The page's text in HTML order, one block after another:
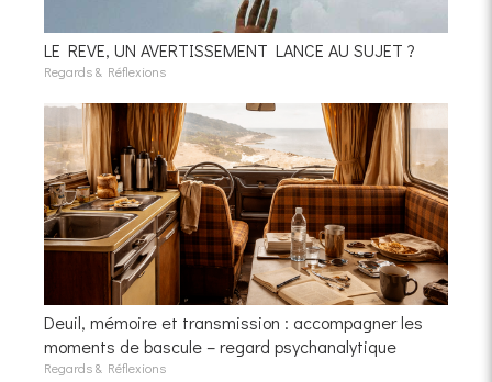
LE REVE, UN AVERTISSEMENT LANCE AU SUJET ?
Regards & Réflexions
Deuil, mémoire et transmission : accompagner les
moments de bascule – regard psychanalytique
Regards & Réflexions